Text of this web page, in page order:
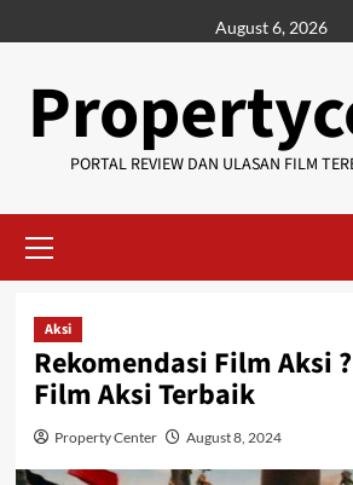
to
August 6, 2026
PORTAL REVIEW DAN ULASAN FILM
Menu
Aksi
Rekomendasi Film Aksi
Film Aksi Terbaik
Property Center August 8, 2024